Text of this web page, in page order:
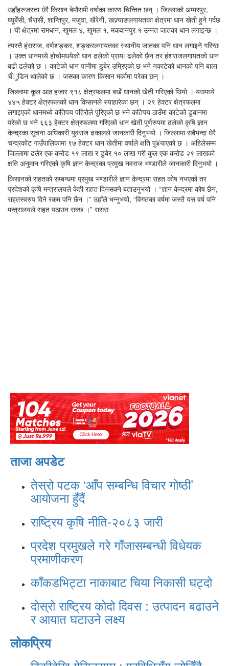
उहाँहरुजस्ता धेरै किसान बेमौसमी वर्षाका कारण चिन्तित छन् । जिल्लाको अम्मरपुर,
घ्यूबेँसी, चैरासी, शान्तिपुर, मजुवा, खैरेनी, खज्र्याङलगायतका क्षेत्रमा धान खेती हुने गर्दछ
। यी क्षेत्रमा रामधान, खुमल ४, खुमल १, मकवानपुर १ उन्नत जातका धान लगाइन्छ ।
त्यस्तै हंसराज, वर्णशङ्कर, शङ्करलगायतका स्थानीय जातका पनि धान लगाइने गरिन्छ
। उक्त धानमध्ये होचोमधयेको धान ढलेको प्रायः ढलेको छैन तर हंशराजलगायतको धान
बढी ढलेको छ । काटेको धान पानीमा डुबेर उम्रिएको छ भने नकाटेको धानको पनि बाला
चँुडिन थालेको छ । जसका कारण किसान मर्कामा परेका छन् ।
जिल्लामा कूल आठ हजार ९१८ क्षेत्रफलमा बर्खे धानको खेती गरिएको थियो । यसमध्ये
४४५ हेक्टर क्षेत्रफलको धान किसानले स्याहारेका छन् । २९ हेक्टर क्षेत्रफलमा
लगाइएको धानमध्ये कतिपय पहिरोले पुरिएको छ भने कतिपय ठाउँमा काटेको डुबानमा
परेको छ भने ६६३ हेक्टर क्षेत्रफलमा गरिएको धान खेती पूर्णरुपमा ढलेको कृषि ज्ञान
केन्द्रका सूचना अधिकारी युवराज ढकालले जानकारी दिनुभयो । जिल्लामा सबैभन्दा धेरै
चन्द्रकोट गाउँपालिकामा ९७ हेक्टर धान खेतीमा वर्षाले क्षति पु¥याएको छ । अहिलेसम्म
जिल्लामा ढलेर एक करोड १९ लाख र डुबेर १० लाख गरी कुल एक करोड २९ लाखको
क्षति अनुमान गरिएको कृषि ज्ञान केन्द्रका प्रमुख नवराज भण्डारीले जानकारी दिनुभयो ।
किसानको राहतको सम्बन्धमा प्रमुख भण्डारीले ज्ञान केन्द्रमा राहत कोष नभएको तर
प्रदेशको कृषि मन्त्रालयले केही राहत दिनसक्ने बताउनुभयो । “ज्ञान केन्द्रमा कोष छैन,
राहतस्वरुप दिने रकम पनि छैन ।” उहाँले भन्नुभयो, “विगतका वर्षमा जस्तै यस वर्ष पनि
मन्त्रालयले राहत पठाउन सक्छ ।” रासस
ताजा अपडेट
तेस्रो पटक ‘आँप सम्बन्धि विचार गोष्ठी’
आयोजना हुँदैं
राष्ट्रिय कृषि नीति-२०८३ जारी
प्रदेश प्रमुखले गरे गाँजासम्बन्धी विधेयक
प्रमाणीकरण
काँकडभिट्टा नाकाबाट चिया निकासी घट्दो
दोस्रो राष्ट्रिय कोदो दिवस : उत्पादन बढाउने
र आयात घटाउने लक्ष्य
लोकप्रिय